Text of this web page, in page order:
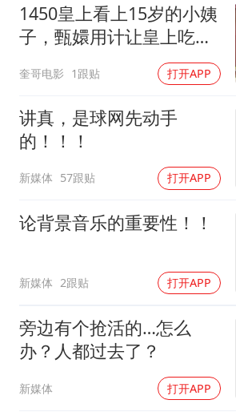
2025年小学教
上海大部迎大
《龙餐馆》 冲
1450皇上看上15岁的小姨
子，甄嬛用计让皇上吃了
奎哥电影 1跟贴 打开APP
讲真，是球网先动手
的！！！
新媒体 57跟贴 打开APP
论背景音乐的重要性！！
新媒体 2跟贴 打开APP
旁边有个抢活的…怎么
办？人都过去了？
新媒体 打开APP